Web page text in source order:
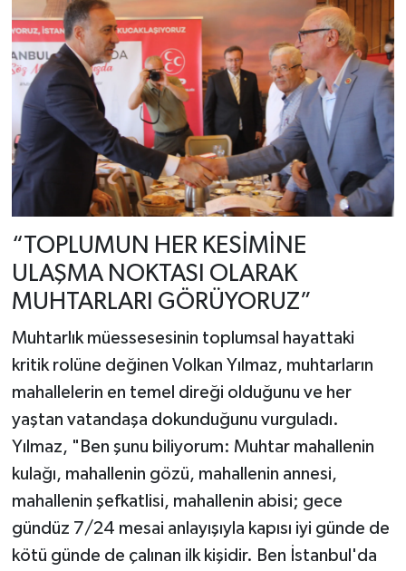
“TOPLUMUN HER KESİMİNE
ULAŞMA NOKTASI OLARAK
MUHTARLARI GÖRÜYORUZ”
Muhtarlık müessesesinin toplumsal hayattaki
kritik rolüne değinen Volkan Yılmaz, muhtarların
mahallelerin en temel direği olduğunu ve her
yaştan vatandaşa dokunduğunu vurguladı.
Yılmaz, "Ben şunu biliyorum: Muhtar mahallenin
kulağı, mahallenin gözü, mahallenin annesi,
mahallenin şefkatlisi, mahallenin abisi; gece
gündüz 7/24 mesai anlayışıyla kapısı iyi günde de
kötü günde de çalınan ilk kişidir. Ben İstanbul'da